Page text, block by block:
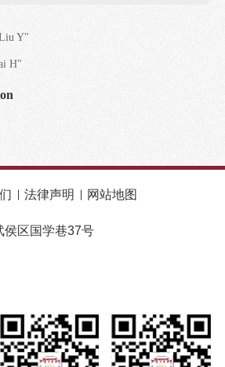
Y"
H"
法律声明 网站地图
侯区国学巷37号